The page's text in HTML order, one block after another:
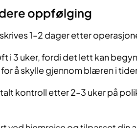
oppfølging
1–2 dager etter
i 3 uker, fordi det lett kan
å skylle gjennom blæren i
kontroll etter 2–3 uker på